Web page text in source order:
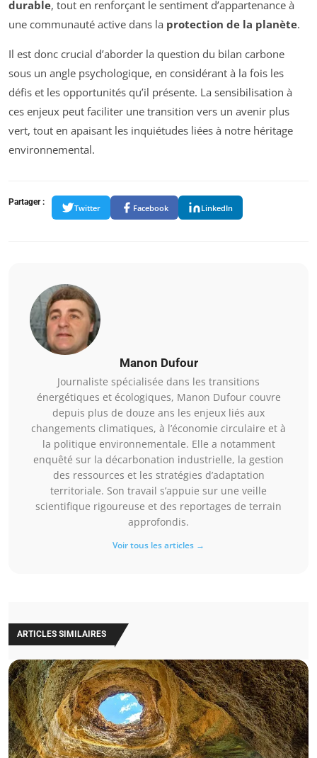
durable, tout en renforçant le sentiment d’appartenance à
une communauté active dans la protection de la planète.
Il est donc crucial d’aborder la question du bilan carbone
sous un angle psychologique, en considérant à la fois les
défis et les opportunités qu’il présente. La sensibilisation à
ces enjeux peut faciliter une transition vers un avenir plus
vert, tout en apaisant les inquiétudes liées à notre héritage
environnemental.
Partager :
Twitter Facebook LinkedIn
Manon Dufour
Journaliste spécialisée dans les transitions
énergétiques et écologiques, Manon Dufour couvre
depuis plus de douze ans les enjeux liés aux
changements climatiques, à l’économie circulaire et à
la politique environnementale. Elle a notamment
enquêté sur la décarbonation industrielle, la gestion
des ressources et les stratégies d’adaptation
territoriale. Son travail s’appuie sur une veille
scientifique rigoureuse et des reportages de terrain
approfondis.
Voir tous les articles →
ARTICLES SIMILAIRES